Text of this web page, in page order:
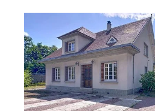
LA FERTE ST AUBIN 45
190 m2, 6 pièces
Ref : 1755
Maison à vendre
299 900 €